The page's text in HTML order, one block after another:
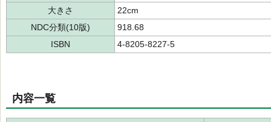
大きさ
22cm
NDC分類(10版)
918.68
ISBN
4-8205-8227-5
内容一覧